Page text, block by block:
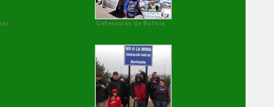
Defensoras de Bolivia